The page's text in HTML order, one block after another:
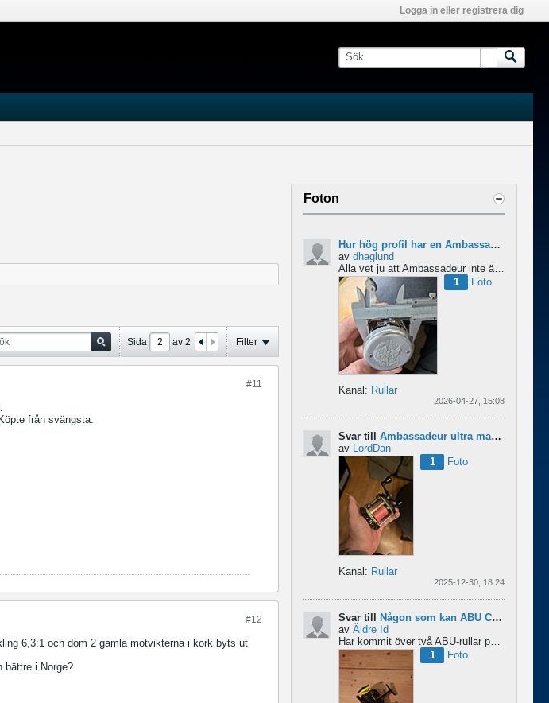
Logga in eller registrera dig
Sida av 2 Filter
#11
från svängsta.
#12
6,3:1 och dom 2 gamla motvikterna i kork byts ut
bättre i Norge?
Foton
Hur hög profil har en Ambassadeur?
av dhaglund
Alla vet ju att Ambassadeur inte är en lågprofilrulle, det är tydligt. Men hur hög profil har de egentligen?...
1
Foto
Kanal: Rullar
2026-04-27, 15:08
Svar till Ambassadeur ultra mag xl 3
av
LordDan
1
Foto
Kanal: Rullar
2025-12-30, 18:24
Svar till Någon som kan ABU Cardinal och skillnader mellan äldre rullar?
av Äldre Id
1
Foto